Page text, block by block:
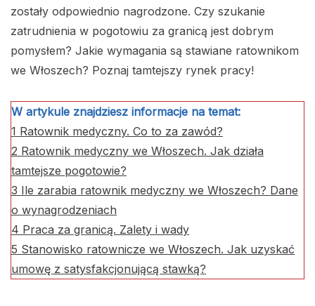
zostały odpowiednio nagrodzone. Czy szukanie
zatrudnienia w pogotowiu za granicą jest dobrym
pomysłem? Jakie wymagania są stawiane ratownikom
we Włoszech? Poznaj tamtejszy rynek pracy!
W artykule znajdziesz informacje na temat:
1 Ratownik medyczny. Co to za zawód?
2 Ratownik medyczny we Włoszech. Jak działa
tamtejsze pogotowie?
3 Ile zarabia ratownik medyczny we Włoszech? Dane
o wynagrodzeniach
4 Praca za granicą. Zalety i wady
5 Stanowisko ratownicze we Włoszech. Jak uzyskać
umowę z satysfakcjonującą stawką?